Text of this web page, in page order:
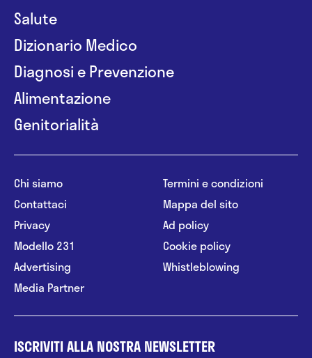
Salute
Dizionario Medico
Diagnosi e Prevenzione
Alimentazione
Genitorialità
Chi siamo
Contattaci
Privacy
Modello 231
Advertising
Media Partner
Termini e condizioni
Mappa del sito
Ad policy
Cookie policy
Whistleblowing
ISCRIVITI ALLA NOSTRA NEWSLETTER